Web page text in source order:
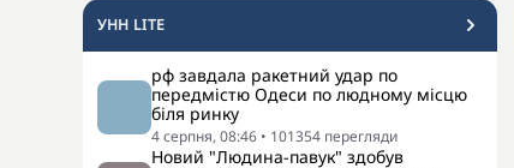
УНН LITE
рф завдала ракетний удар по
передмістю Одеси по людному місцю
біля ринку
4 серпня, 08:46 • 101354 перегляди
Новий "Людина-павук" здобув